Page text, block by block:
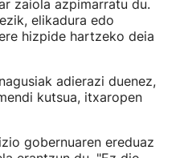
zaiola azpimarratu du.
elikadura edo
hizpide hartzeko deia
adierazi duenez,
kutsua, itxaropen
gobernuaren ereduaz